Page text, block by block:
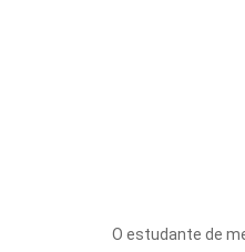
O estudante de